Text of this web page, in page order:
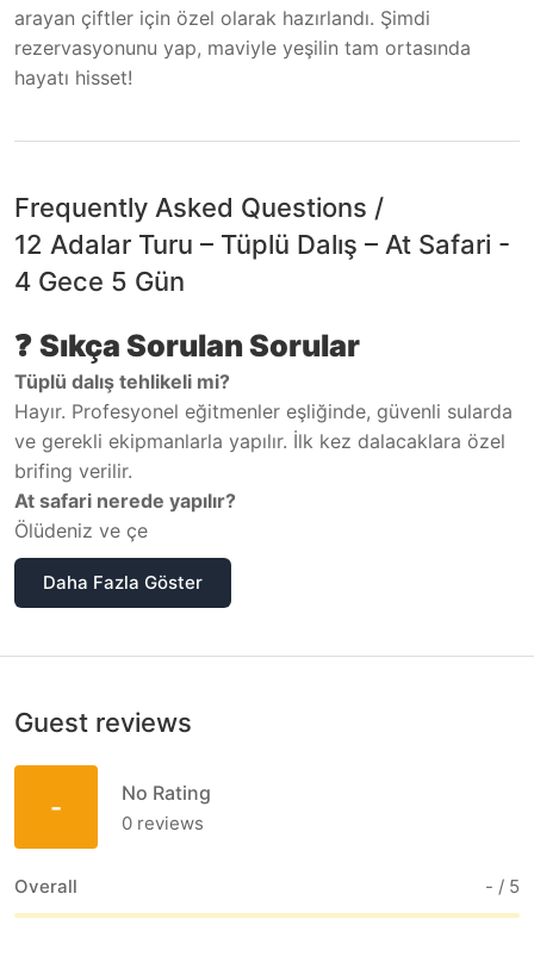
arayan çiftler için özel olarak hazırlandı. Şimdi
rezervasyonunu yap, maviyle yeşilin tam ortasında
hayatı hisset!
Frequently Asked Questions /
12 Adalar Turu – Tüplü Dalış – At Safari -
4 Gece 5 Gün
❓ Sıkça Sorulan Sorular
Tüplü dalış tehlikeli mi?
Hayır. Profesyonel eğitmenler eşliğinde, güvenli sularda
ve gerekli ekipmanlarla yapılır. İlk kez dalacaklara özel
brifing verilir.
At safari nerede yapılır?
Ölüdeniz ve çe
Daha Fazla Göster
Guest reviews
- No Rating
0 reviews
Overall - / 5